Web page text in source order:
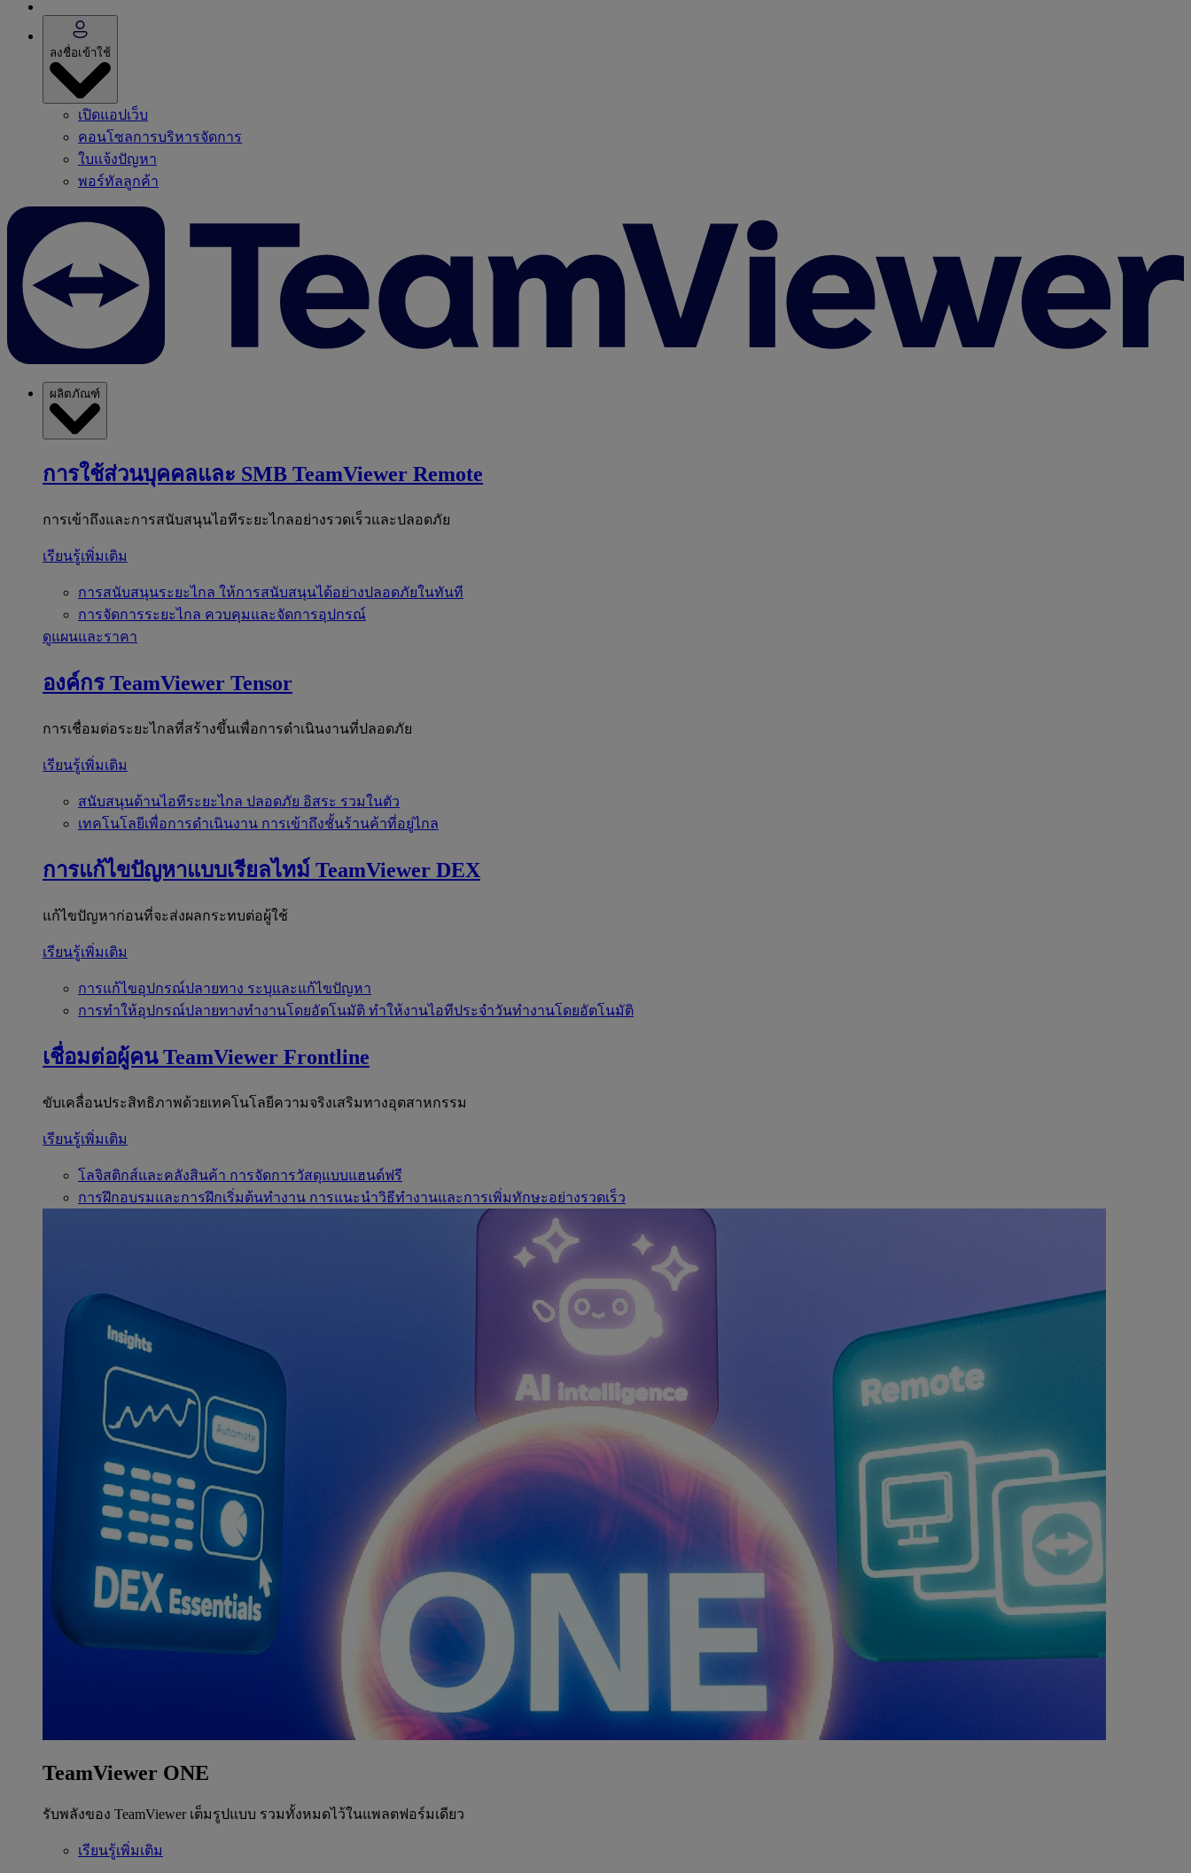
ลงชื่อเข้าใช้
เปิดแอปเว็บ
คอนโซลการบริหารจัดการ
ใบแจ้งปัญหา
พอร์ทัลลูกค้า
ผลิตภัณฑ์
การใช้ส่วนบุคคลและ SMB TeamViewer Remote
การเข้าถึงและการสนับสนุนไอทีระยะไกลอย่างรวดเร็วและปลอดภัย
เรียนรู้เพิ่มเติม
การสนับสนุนระยะไกล ให้การสนับสนุนได้อย่างปลอดภัยในทันที
การจัดการระยะไกล ควบคุมและจัดการอุปกรณ์
ดูแผนและราคา
องค์กร TeamViewer Tensor
การเชื่อมต่อระยะไกลที่สร้างขึ้นเพื่อการดำเนินงานที่ปลอดภัย
เรียนรู้เพิ่มเติม
สนับสนุนด้านไอทีระยะไกล ปลอดภัย อิสระ รวมในตัว
เทคโนโลยีเพื่อการดำเนินงาน การเข้าถึงชั้นร้านค้าที่อยู่ไกล
การแก้ไขปัญหาแบบเรียลไทม์ TeamViewer DEX
แก้ไขปัญหาก่อนที่จะส่งผลกระทบต่อผู้ใช้
เรียนรู้เพิ่มเติม
การแก้ไขอุปกรณ์ปลายทาง ระบุและแก้ไขปัญหา
การทำให้อุปกรณ์ปลายทางทำงานโดยอัตโนมัติ ทำให้งานไอทีประจำวันทำงานโดยอัตโนมัติ
เชื่อมต่อผู้คน TeamViewer Frontline
ขับเคลื่อนประสิทธิภาพด้วยเทคโนโลยีความจริงเสริมทางอุตสาหกรรม
เรียนรู้เพิ่มเติม
โลจิสติกส์และคลังสินค้า การจัดการวัสดุแบบแฮนด์ฟรี
การฝึกอบรมและการฝึกเริ่มต้นทำงาน การแนะนำวิธีทำงานและการเพิ่มทักษะอย่างรวดเร็ว
TeamViewer ONE
รับพลังของ TeamViewer เต็มรูปแบบ รวมทั้งหมดไว้ในแพลตฟอร์มเดียว
เรียนรู้เพิ่มเติม